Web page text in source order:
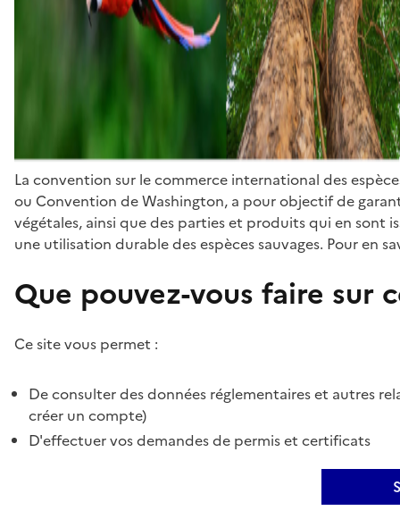
La convention sur le commerce international des
ou Convention de Washington, a pour objectif de
végétales, ainsi que des parties et produits qui en sont
une utilisation durable des espèces sauvages. Pour en
Que pouvez-vous faire sur
Ce site vous permet :
De consulter des données réglementaires et autres
créer un compte)
D'effectuer vos demandes de permis et certificats